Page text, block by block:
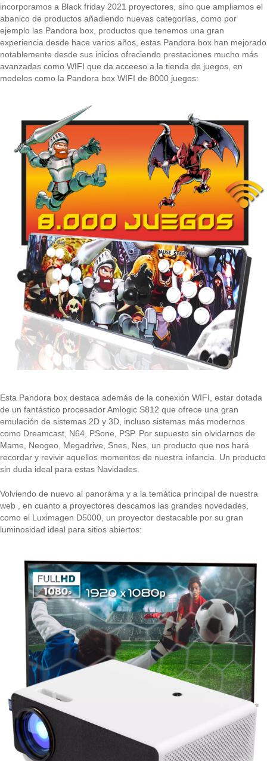
incorporamos a Black friday 2021 proyectores, sino que ampliamos el
abanico de productos añadiendo nuevas categorías, como por
ejemplo las Pandora box, productos que tenemos una gran
experiencia desde hace varios años, estas Pandora box han mejorado
notablemente desde sus inicios ofreciendo prestaciones mucho más
avanzadas como WIFI que da acceeso a la tienda de juegos, en
modelos como la Pandora box WIFI de 8000 juegos:
Esta Pandora box destaca además de la conexión WIFI, estar dotada
de un fantástico procesador Amlogic S812 que ofrece una gran
emulación de sistemas 2D y 3D, incluso sistemas más modernos
como Dreamcast, N64, PSone, PSP. Por supuesto sin olvidarnos de
Mame, Neogeo, Megadrive, Snes, Nes, un producto que nos hará
recordar y revivir aquellos momentos de nuestra infancia. Un producto
sin duda ideal para estas Navidades.
Volviendo de nuevo al panoráma y a la temática principal de nuestra
web , en cuanto a proyectores descamos las grandes novedades,
como el Luximagen D5000, un proyector destacable por su gran
luminosidad ideal para sitios abiertos: